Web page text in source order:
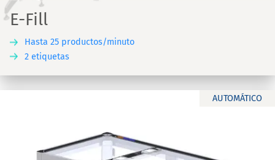
E-Fill
Hasta 25 productos/minuto
2 etiquetas
AUTOMÁTICO